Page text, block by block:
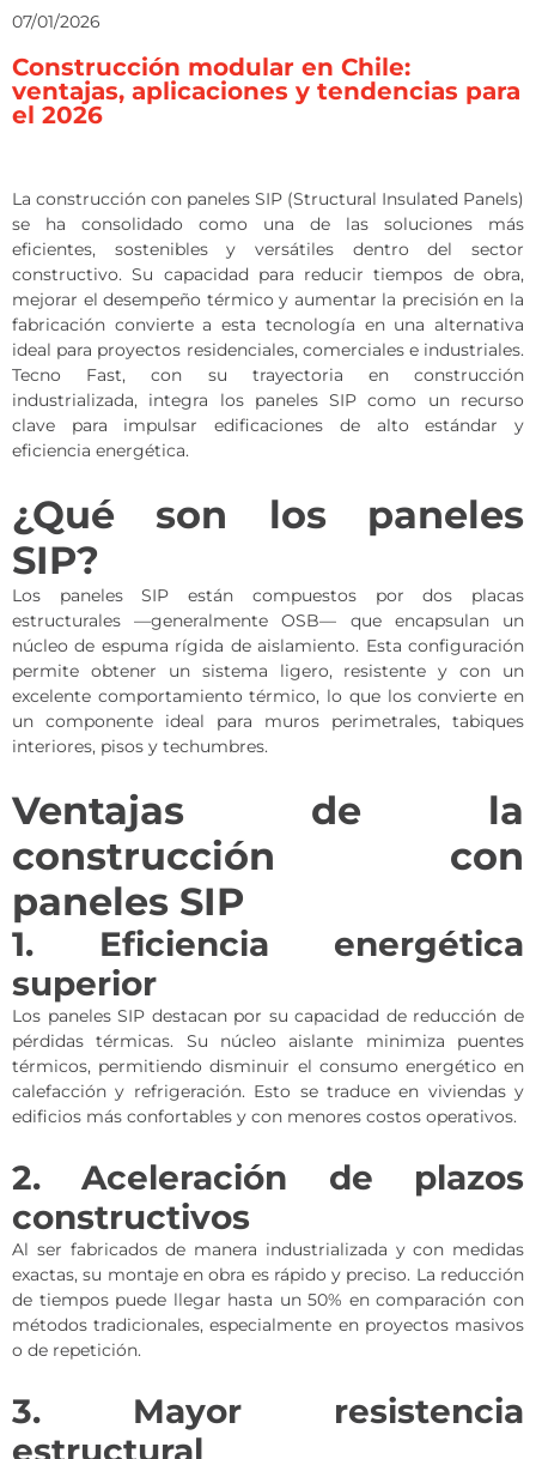
07/01/2026
Construcción modular en Chile:
ventajas, aplicaciones y tendencias para
el 2026
La construcción con paneles SIP (Structural Insulated Panels)
se ha consolidado como una de las soluciones más
eficientes, sostenibles y versátiles dentro del sector
constructivo. Su capacidad para reducir tiempos de obra,
mejorar el desempeño térmico y aumentar la precisión en la
fabricación convierte a esta tecnología en una alternativa
ideal para proyectos residenciales, comerciales e industriales.
Tecno Fast, con su trayectoria en construcción
industrializada, integra los paneles SIP como un recurso
clave para impulsar edificaciones de alto estándar y
eficiencia energética.
¿Qué son los paneles
SIP?
Los paneles SIP están compuestos por dos placas
estructurales —generalmente OSB— que encapsulan un
núcleo de espuma rígida de aislamiento. Esta configuración
permite obtener un sistema ligero, resistente y con un
excelente comportamiento térmico, lo que los convierte en
un componente ideal para muros perimetrales, tabiques
interiores, pisos y techumbres.
Ventajas de la
construcción con
paneles SIP
1. Eficiencia energética
superior
Los paneles SIP destacan por su capacidad de reducción de
pérdidas térmicas. Su núcleo aislante minimiza puentes
térmicos, permitiendo disminuir el consumo energético en
calefacción y refrigeración. Esto se traduce en viviendas y
edificios más confortables y con menores costos operativos.
2. Aceleración de plazos
constructivos
Al ser fabricados de manera industrializada y con medidas
exactas, su montaje en obra es rápido y preciso. La reducción
de tiempos puede llegar hasta un 50% en comparación con
métodos tradicionales, especialmente en proyectos masivos
o de repetición.
3. Mayor resistencia